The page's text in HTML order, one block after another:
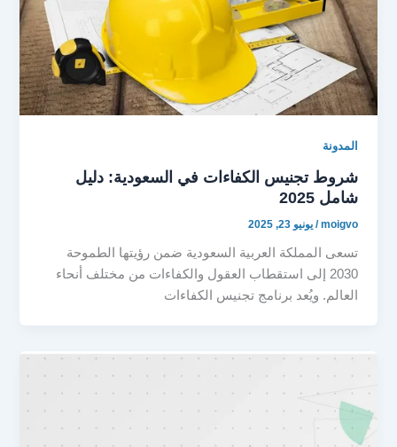
المدونة
شروط تجنيس الكفاءات في السعودية: دليل
شامل 2025
moigvo
/يونيو 23, 2025
تسعى المملكة العربية السعودية ضمن رؤيتها الطموحة
2030 إلى استقطاب العقول والكفاءات من مختلف أنحاء
العالم. ويُعد برنامج تجنيس الكفاءات